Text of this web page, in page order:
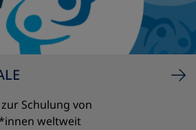
Schulung von
weltweit